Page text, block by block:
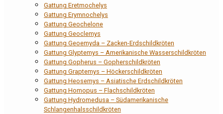
Gattung Eretmochelys
Gattung Erymnochelys
Gattung Geochelone
Gattung Geoclemys
Gattung Geoemyda – Zacken-Erdschildkröten
Gattung Glyptemys – Amerikanische Wasserschildkröten
Gattung Gopherus – Gopherschildkröten
Gattung Graptemys – Höckerschildkröten
Gattung Heosemys – Asiatische Erdschildkröten
Gattung Homopus – Flachschildkröten
Gattung Hydromedusa – Südamerikanische
Schlangenhalsschildkröten